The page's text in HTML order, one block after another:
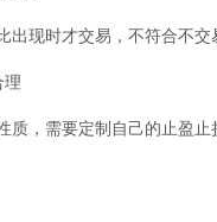
出现时才交易，不符合不交
理
质，需要定制自己的止盈止